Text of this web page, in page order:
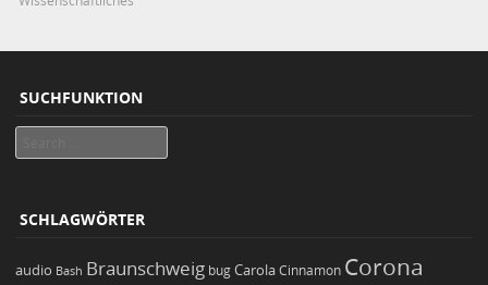
SUCHFUNKTION
SCHLAGWÖRTER
audio Bash Braunschweig bugCarola Cinnamon Corona